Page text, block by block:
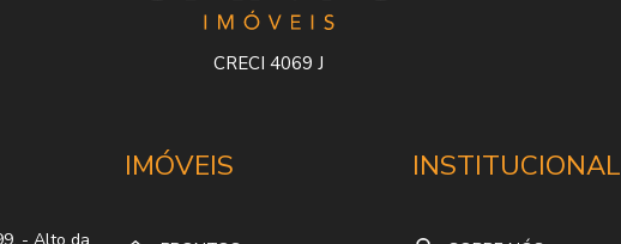
CRECI 4069 J
IMÓVEIS INSTITUCIONAL